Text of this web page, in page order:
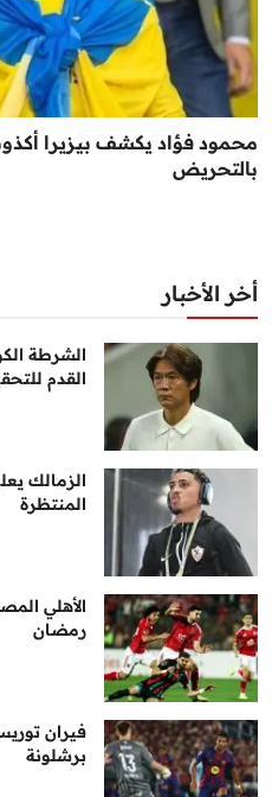
محمود فؤاد يكشف بيزيرا
بالتحريض
أخر الأخبار
الشرطة
القدم
الزمالك
المنتظرة
الأهلي
رمضان
فيران
برشلونة